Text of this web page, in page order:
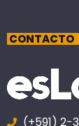
CONTACTO
(+591) 2-